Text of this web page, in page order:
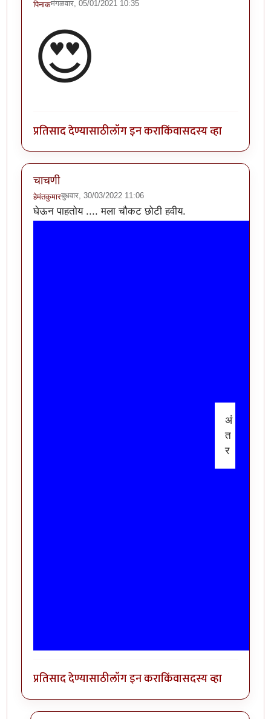
पिनाकमंगळवार, 05/01/2021 10:35
😍
प्रतिसाद देण्यासाठीलॉग इन कराकिंवासदस्य व्हा
चाचणी
हेमंतकुमारबुधवार, 30/03/2022 11:06
घेऊन पाहतोय .... मला चौकट छोटी हवीय.
अं
त
र
प्रतिसाद देण्यासाठीलॉग इन कराकिंवासदस्य व्हा